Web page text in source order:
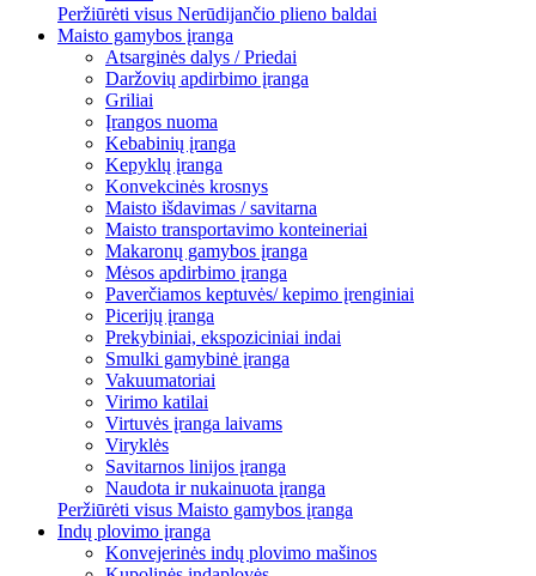
Peržiūrėti visus Nerūdijančio plieno baldai
Maisto gamybos įranga
Atsarginės dalys / Priedai
Daržovių apdirbimo įranga
Griliai
Įrangos nuoma
Kebabinių įranga
Kepyklų įranga
Konvekcinės krosnys
Maisto išdavimas / savitarna
Maisto transportavimo konteineriai
Makaronų gamybos įranga
Mėsos apdirbimo įranga
Paverčiamos keptuvės/ kepimo įrenginiai
Picerijų įranga
Prekybiniai, ekspoziciniai indai
Smulki gamybinė įranga
Vakuumatoriai
Virimo katilai
Virtuvės įranga laivams
Viryklės
Savitarnos linijos įranga
Naudota ir nukainuota įranga
Peržiūrėti visus Maisto gamybos įranga
Indų plovimo įranga
Konvejerinės indų plovimo mašinos